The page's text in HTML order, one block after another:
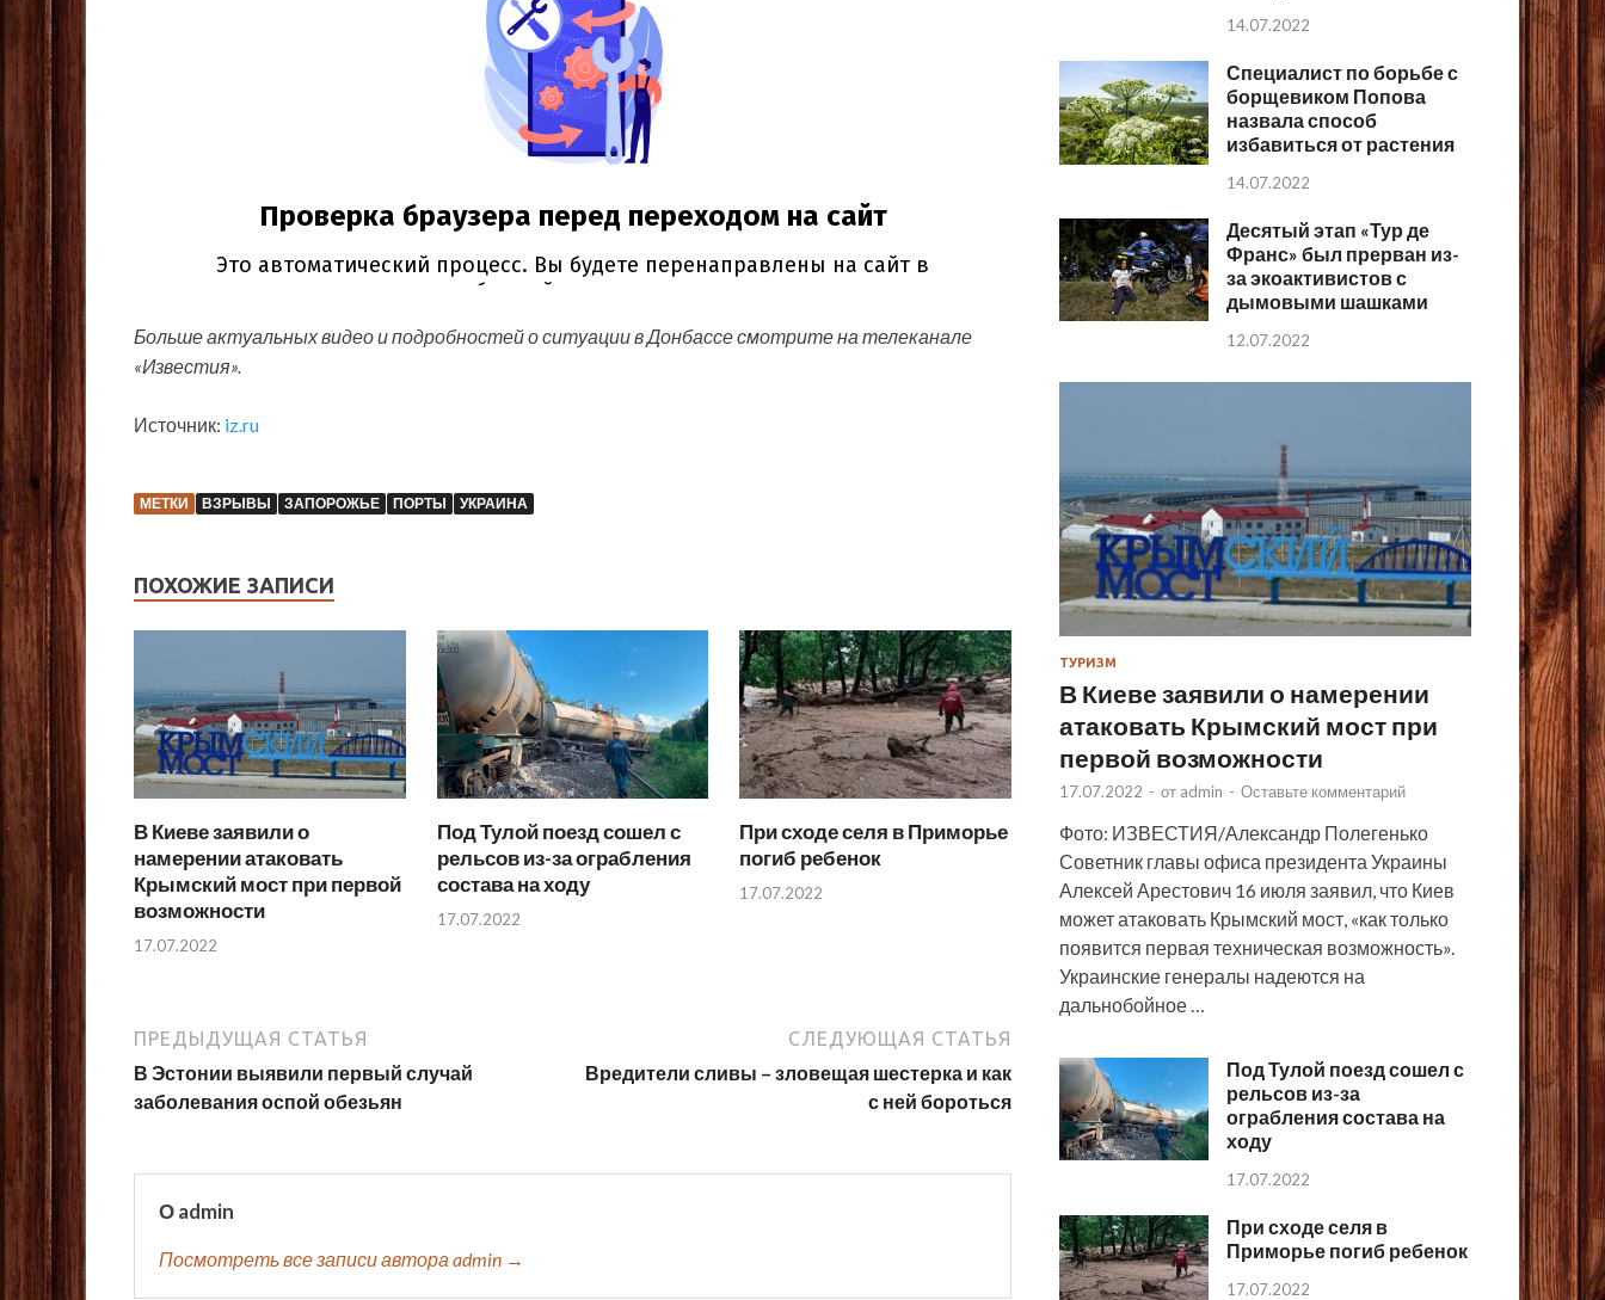
Больше актуальных видео и подробностей о ситуации в Донбассе смотрите на телеканале
«Известия».
Источник: iz.ru
МЕТКИ ВЗРЫВЫ ЗАПОРОЖЬЕ ПОРТЫ УКРАИНА
ПОХОЖИЕ ЗАПИСИ
В Киеве заявили о
намерении атаковать
Крымский мост при первой
возможности
17.07.2022
Под Тулой поезд сошел с
рельсов из-за ограбления
состава на ходу
17.07.2022
При сходе селя в Приморье
погиб ребенок
17.07.2022
ПРЕДЫДУЩАЯ СТАТЬЯ
В Эстонии выявили первый случай
заболевания оспой обезьян
СЛЕДУЮЩАЯ СТАТЬЯ
Вредители сливы – зловещая шестерка и как
с ней бороться
О admin
Посмотреть все записи автора admin →
14.07.2022
Специалист по борьбе с
борщевиком Попова
назвала способ
избавиться от растения
14.07.2022
Десятый этап «Тур де
Франс» был прерван из-
за экоактивистов с
дымовыми шашками
12.07.2022
ТУРИЗМ
В Киеве заявили о намерении
атаковать Крымский мост при
первой возможности
17.07.2022 - от admin - Оставьте комментарий
Фото: ИЗВЕСТИЯ/Александр Полегенько
Советник главы офиса президента Украины
Алексей Арестович 16 июля заявил, что Киев
может атаковать Крымский мост, «как только
появится первая техническая возможность».
Украинские генералы надеются на
дальнобойное …
Под Тулой поезд сошел с
рельсов из-за
ограбления состава на
ходу
17.07.2022
При сходе селя в
Приморье погиб ребенок
17.07.2022